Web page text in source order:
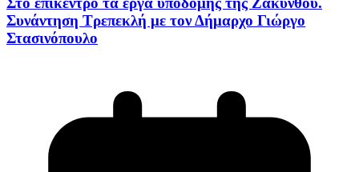
Συνάντηση Τρεπεκλή με τον Δήμαρχο Γιώργο
Στασινόπουλο